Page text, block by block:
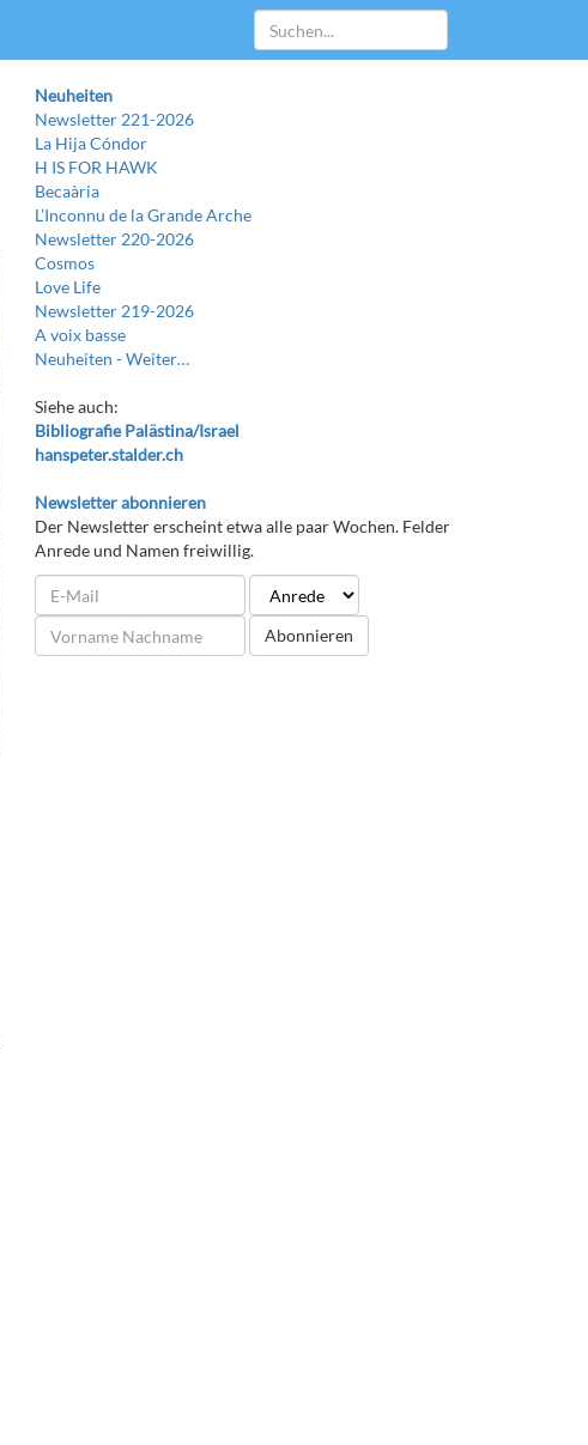
Neuheiten
Newsletter 221-2026
La Hija Cóndor
H IS FOR HAWK
Becaària
L’Inconnu de la Grande Arche
Newsletter 220-2026
Cosmos
Love Life
Newsletter 219-2026
A voix basse
Neuheiten -Weiter…
Siehe auch:
Bibliografie Palästina/Israel
hanspeter.stalder.ch
Newsletter abonnieren
Der Newsletter erscheint etwa alle paar Wochen. Felder
Anrede und Namen freiwillig.
Abonnieren